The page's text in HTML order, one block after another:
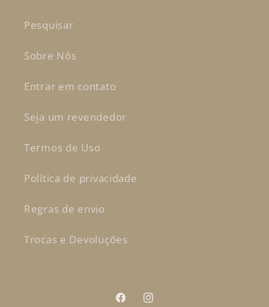
Pesquisar
Sobre Nós
Entrar em contato
Seja um revendedor
Termos de Uso
Política de privacidade
Regras de envio
Trocas e Devoluções